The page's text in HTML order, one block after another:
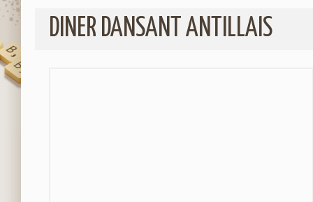
DINER DANSANT ANTILLAIS